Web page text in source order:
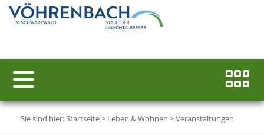
Sie sind hier:Startseite> Leben & Wohnen >Veranstaltungen